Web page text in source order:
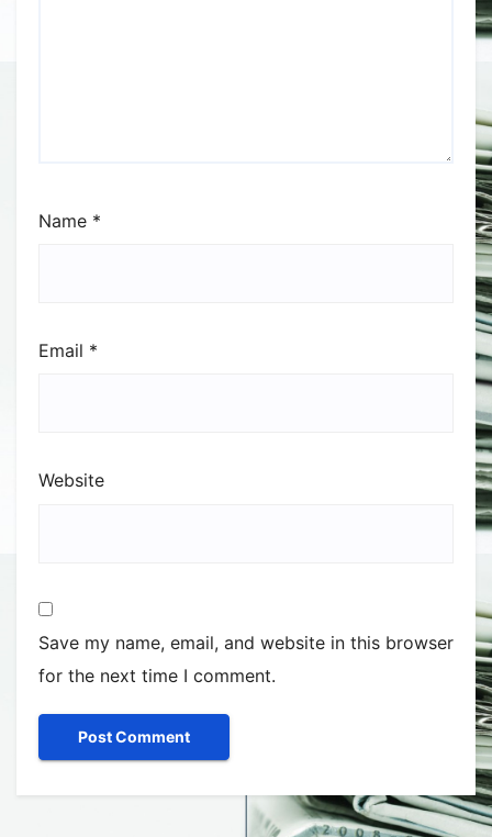
Name *
Email *
Website
Save my name, email, and website in this browser
for the next time I comment.